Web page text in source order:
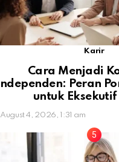
Karir
Cara Menjadi
Independen: Peran
untuk
August 4, 2026, 1:31 am